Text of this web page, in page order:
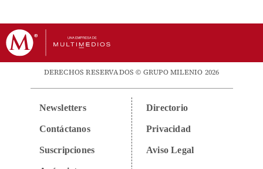
DERECHOS RESERVADOS © GRUPO MILENIO 2026
Newsletters
Contáctanos
Suscripciones
Directorio
Privacidad
Aviso Legal